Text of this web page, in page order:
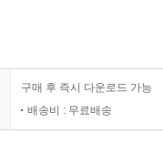
구매 후 즉시 다운로드 가능
배송비 : 무료배송